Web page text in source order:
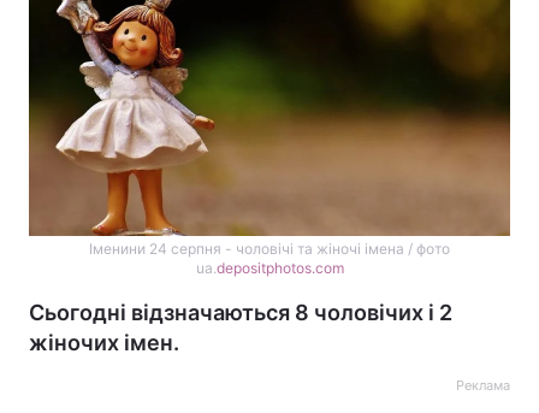
Іменини 24 серпня - чоловічі та жіночі імена / фото
ua.depositphotos.com
Сьогодні відзначаються 8 чоловічих і 2
жіночих імен.
Реклама